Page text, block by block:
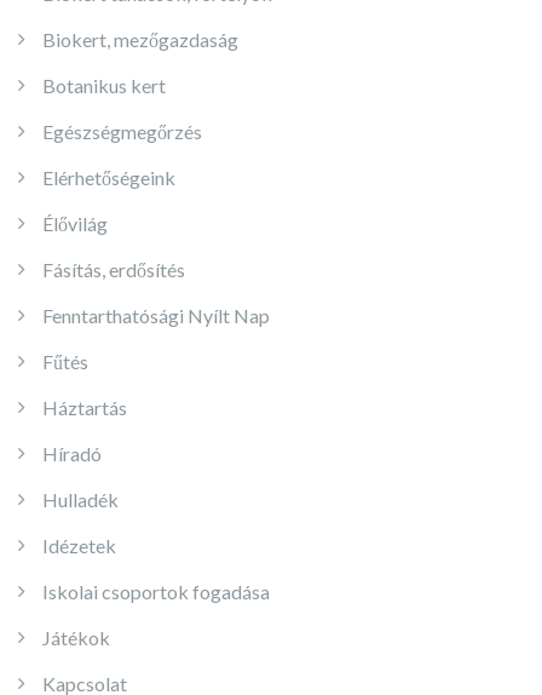
Biokert, mezőgazdaság
Botanikus kert
Egészségmegőrzés
Elérhetőségeink
Élővilág
Fásítás, erdősítés
Fenntarthatósági Nyílt Nap
Fűtés
Háztartás
Híradó
Hulladék
Idézetek
Iskolai csoportok fogadása
Játékok
Kapcsolat